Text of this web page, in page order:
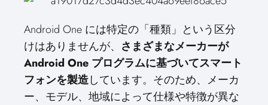
Android One には特定の「種類」という区分
けはありませんが、 さまざまなメーカーが
Android One プログラムに基づいてスマート
フォンを製造しています。そのため、メーカ
ー、モデル、地域によって仕様や特徴が異な